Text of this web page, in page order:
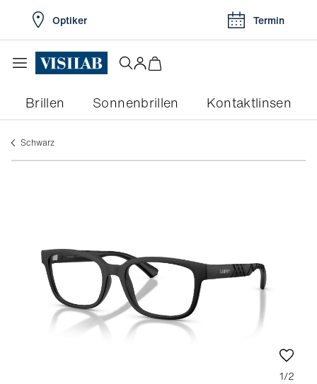
Optiker Termin
Brillen Sonnenbrillen Kontaktlinsen
schwarz
1/2